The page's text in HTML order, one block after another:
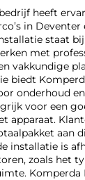
heeft
in
staat
met
vakkundige
biedt
onderhoud
voor een
apparaat.
aan
installatie is
zoals het
Komperda